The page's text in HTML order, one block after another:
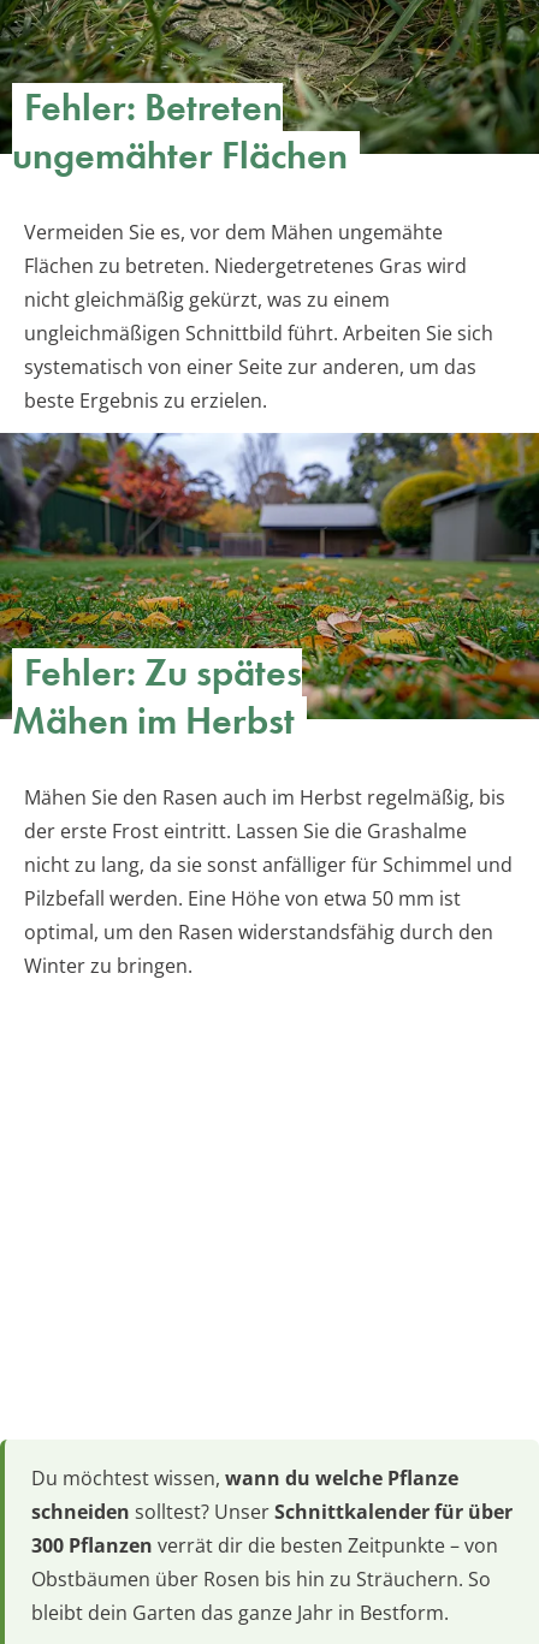
Fehler: Betreten
ungemähter Flächen
Vermeiden Sie es, vor dem Mähen ungemähte
Flächen zu betreten. Niedergetretenes Gras wird
nicht gleichmäßig gekürzt, was zu einem
ungleichmäßigen Schnittbild führt. Arbeiten Sie sich
systematisch von einer Seite zur anderen, um das
beste Ergebnis zu erzielen.
Fehler: Zu spätes
Mähen im Herbst
Mähen Sie den Rasen auch im Herbst regelmäßig, bis
der erste Frost eintritt. Lassen Sie die Grashalme
nicht zu lang, da sie sonst anfälliger für Schimmel und
Pilzbefall werden. Eine Höhe von etwa 50 mm ist
optimal, um den Rasen widerstandsfähig durch den
Winter zu bringen.
Du möchtest wissen, wann du welche Pflanze
schneiden solltest? UnserSchnittkalender für über
300 Pflanzen verrät dir die besten Zeitpunkte – von
Obstbäumen über Rosen bis hin zu Sträuchern. So
bleibt dein Garten das ganze Jahr in Bestform.